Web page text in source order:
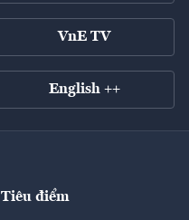
VnE TV
English ++
Tiêu điểm